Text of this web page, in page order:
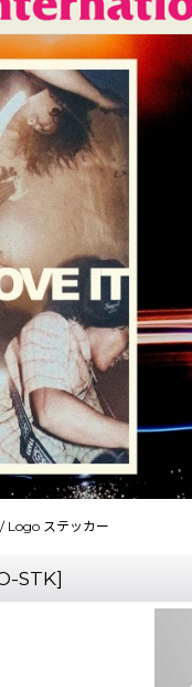
Logo ステッカー
STK]